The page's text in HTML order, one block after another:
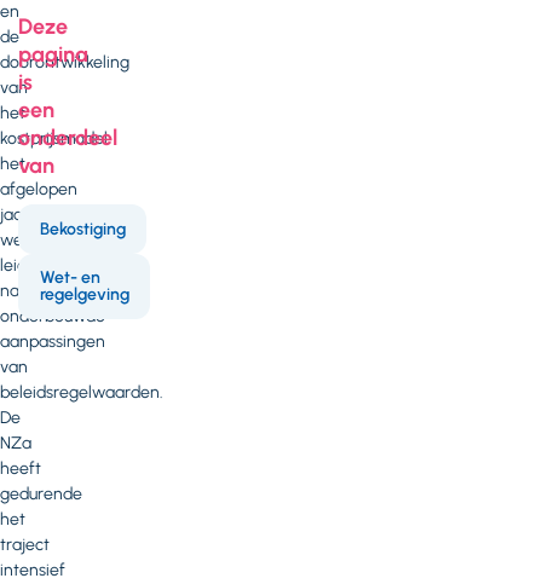
en
de
doorontwikkeling
van
het
kostprijsmodel
het
afgelopen
jaar
wel
leidt
naar
onderbouwde
aanpassingen
van
beleidsregelwaarden.
De
NZa
heeft
gedurende
het
traject
intensief
Deze
pagina
is
een
onderdeel
van
Bekostiging
Wet- en
regelgeving